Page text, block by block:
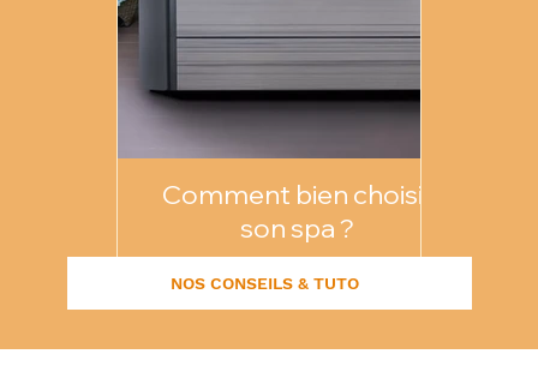
Comment bien choisir
son spa ?
NOS CONSEILS & TUTO